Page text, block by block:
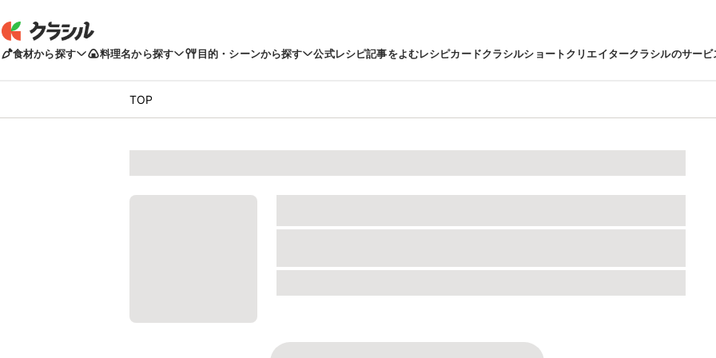
食材から探す 料理名から探す 目的・シーンから探す 公式レシピ記事をよむレシピカードクラシルショートクリエイタークラシルのサービ
TOP